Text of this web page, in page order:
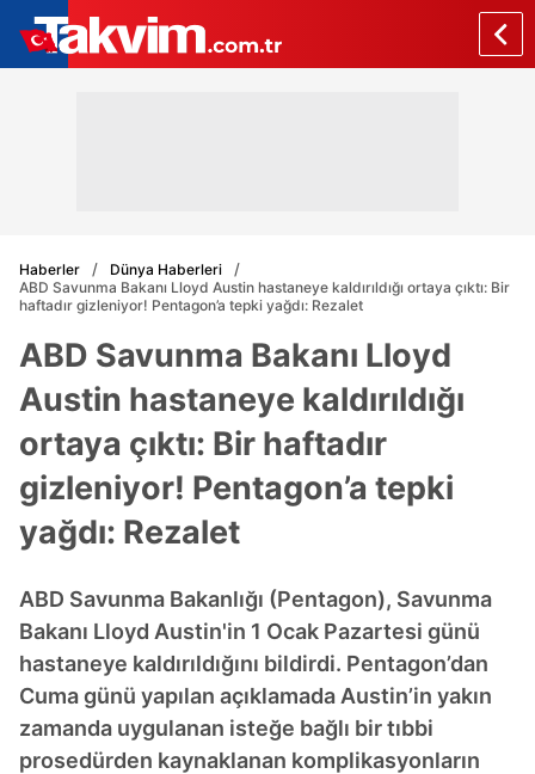
Haberler
Dünya Haberleri
ABD Savunma Bakanı Lloyd Austin hastaneye kaldırıldığı ortaya çıktı: Bir
haftadır gizleniyor! Pentagon’a tepki yağdı: Rezalet
ABD Savunma Bakanı Lloyd
Austin hastaneye kaldırıldığı
ortaya çıktı: Bir haftadır
gizleniyor! Pentagon’a tepki
yağdı: Rezalet
ABD Savunma Bakanlığı (Pentagon), Savunma
Bakanı Lloyd Austin'in 1 Ocak Pazartesi günü
hastaneye kaldırıldığını bildirdi. Pentagon’dan
Cuma günü yapılan açıklamada Austin’in yakın
zamanda uygulanan isteğe bağlı bir tıbbi
prosedürden kaynaklanan komplikasyonların